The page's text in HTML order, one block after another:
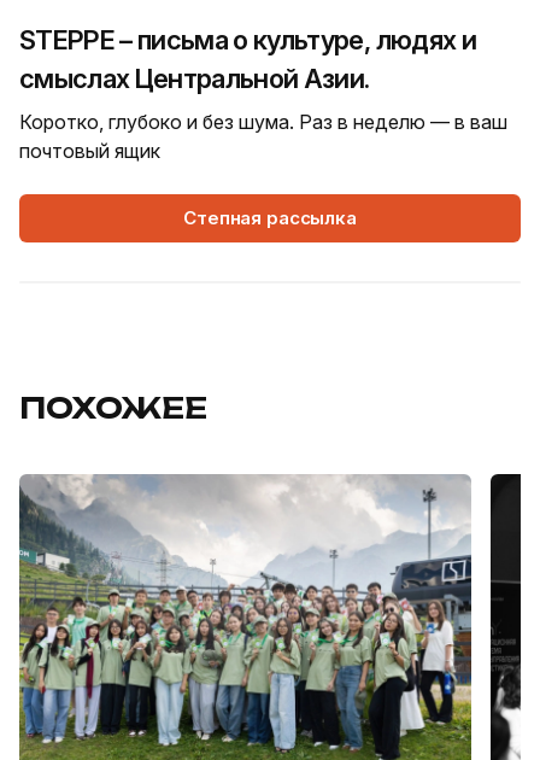
STEPPE – письма о культуре, людях и
смыслах Центральной Азии.
Коротко, глубоко и без шума. Раз в неделю — в ваш
почтовый ящик
Степная рассылка
ПОХОЖЕЕ